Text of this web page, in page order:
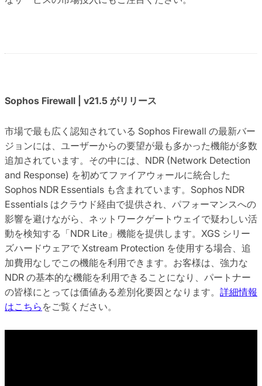
Sophos Firewall | v21.5 がリリース
市場で最も広く認知されている Sophos Firewall の最新バー
ジョンには、ユーザーからの要望が最も多かった機能が多数
追加されています。その中には、NDR (Network Detection
and Response) を初めてファイアウォールに統合した
Sophos NDR Essentials も含まれています。Sophos NDR
Essentials はクラウド経由で提供され、パフォーマンスへの
影響を避けながら、ネットワークゲートウェイで疑わしい活
動を検知する「NDR Lite」機能を提供します。XGS シリー
ズハードウェアで Xstream Protection を使用する場合、追
加費用なしでこの機能を利用できます。お客様は、強力な
NDR の基本的な機能を利用できることになり、パートナー
の皆様にとっては価値ある差別化要因となります。 詳細情報
はこちら をご覧ください。